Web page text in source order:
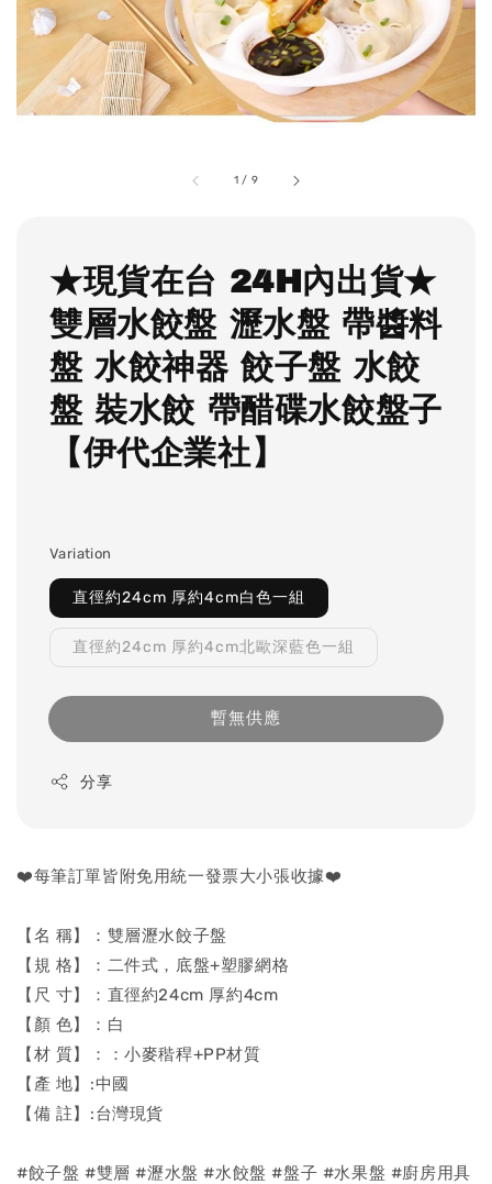
1 / 9
★現貨在台 24H內出貨★
雙層水餃盤 瀝水盤 帶醬料
盤 水餃神器 餃子盤 水餃
盤 裝水餃 帶醋碟水餃盤子
【伊代企業社】
Variation
直徑約24cm 厚約4cm白色一組
直徑約24cm 厚約4cm北歐深藍色一組
暫無供應
分享
❤️每筆訂單皆附免用統一發票大小張收據❤️
【名 稱】：雙層瀝水餃子盤
【規 格】：二件式，底盤+塑膠網格
【尺 寸】：直徑約24cm 厚約4cm
【顏 色】：白
【材 質】：：小麥稭稈+PP材質
【產 地】:中國
【備 註】:台灣現貨
#餃子盤 #雙層 #瀝水盤 #水餃盤 #盤子 #水果盤 #廚房用具